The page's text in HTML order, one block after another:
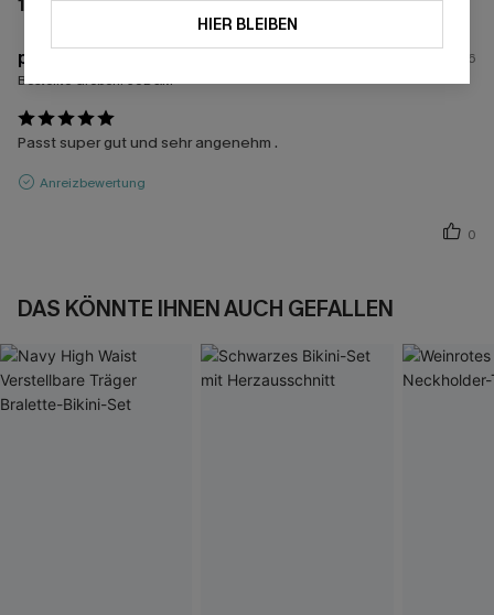
p****
13/07/2026
Bestellte Größen:36D&M
Passt super gut und sehr angenehm .
Anreizbewertung
0
DAS KÖNNTE IHNEN AUCH GEFALLEN
HIER BLEIBEN